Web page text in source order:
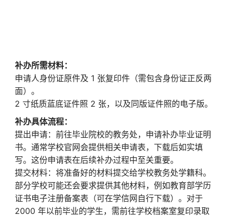
补办所需材料：
申请人身份证原件及 1 张复印件（需包含身份证正反两
面）。
2 寸纸质蓝底证件照 2 张，以及同版证件照的电子版。
补办具体流程：
提出申请：前往毕业院校的教务处，申请补办毕业证明
书。通常学校官网会提供相关申请表，下载后如实填
写。这份申请表在后续补办过程中至关重要。
提交材料：将准备好的材料提交给学校教务处学籍科。
部分学校可能还会要求提供其他材料，例如教育部学历
证书电子注册备案表（可在学信网自行下载）。对于
2000 年以前毕业的学生，需前往学校档案室复印录取